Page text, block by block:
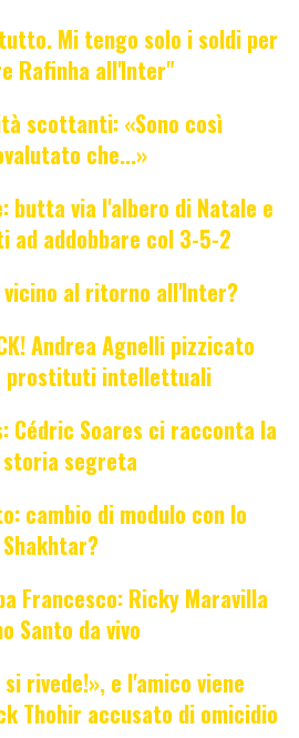
Mi tengo solo i soldi per
Rafinha all'Inter"
scottanti: «Sono così
che...»
butta via l'albero di Natale e
addobbare col 3-5-2
vicino al ritorno all'Inter?
Andrea Agnelli pizzicato
prostituti intellettuali
Cédric Soares ci racconta la
storia segreta
cambio di modulo con lo
Shakhtar?
Francesco: Ricky Maravilla
Santo da vivo
rivede!», e l'amico viene
Thohir accusato di omicidio